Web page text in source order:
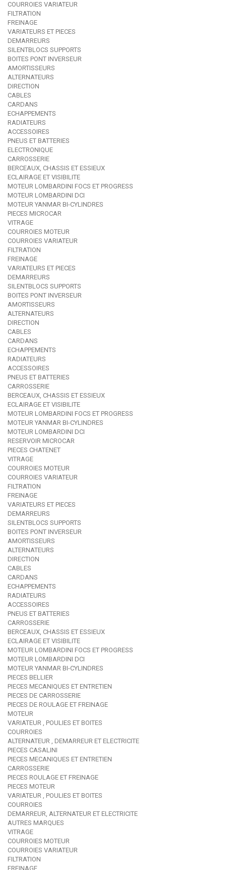
COURROIES VARIATEUR
FILTRATION
FREINAGE
VARIATEURS ET PIECES
DEMARREURS
SILENTBLOCS SUPPORTS
BOITES PONT INVERSEUR
AMORTISSEURS
ALTERNATEURS
DIRECTION
CABLES
CARDANS
ECHAPPEMENTS
RADIATEURS
ACCESSOIRES
PNEUS ET BATTERIES
ELECTRONIQUE
CARROSSERIE
BERCEAUX, CHASSIS ET ESSIEUX
ECLAIRAGE ET VISIBILITE
MOTEUR LOMBARDINI FOCS ET PROGRESS
MOTEUR LOMBARDINI DCI
MOTEUR YANMAR BI-CYLINDRES
PIECES MICROCAR
VITRAGE
COURROIES MOTEUR
COURROIES VARIATEUR
FILTRATION
FREINAGE
VARIATEURS ET PIECES
DEMARREURS
SILENTBLOCS SUPPORTS
BOITES PONT INVERSEUR
AMORTISSEURS
ALTERNATEURS
DIRECTION
CABLES
CARDANS
ECHAPPEMENTS
RADIATEURS
ACCESSOIRES
PNEUS ET BATTERIES
CARROSSERIE
BERCEAUX, CHASSIS ET ESSIEUX
ECLAIRAGE ET VISIBILITE
MOTEUR LOMBARDINI FOCS ET PROGRESS
MOTEUR YANMAR BI-CYLINDRES
MOTEUR LOMBARDINI DCI
RESERVOIR MICROCAR
PIECES CHATENET
VITRAGE
COURROIES MOTEUR
COURROIES VARIATEUR
FILTRATION
FREINAGE
VARIATEURS ET PIECES
DEMARREURS
SILENTBLOCS SUPPORTS
BOITES PONT INVERSEUR
AMORTISSEURS
ALTERNATEURS
DIRECTION
CABLES
CARDANS
ECHAPPEMENTS
RADIATEURS
ACCESSOIRES
PNEUS ET BATTERIES
CARROSSERIE
BERCEAUX, CHASSIS ET ESSIEUX
ECLAIRAGE ET VISIBILITE
MOTEUR LOMBARDINI FOCS ET PROGRESS
MOTEUR LOMBARDINI DCI
MOTEUR YANMAR BI-CYLINDRES
PIECES BELLIER
PIECES MECANIQUES ET ENTRETIEN
PIECES DE CARROSSERIE
PIECES DE ROULAGE ET FREINAGE
MOTEUR
VARIATEUR , POULIES ET BOITES
COURROIES
ALTERNATEUR , DEMARREUR ET ELECTRICITE
PIECES CASALINI
PIECES MECANIQUES ET ENTRETIEN
CARROSSERIE
PIECES ROULAGE ET FREINAGE
PIECES MOTEUR
VARIATEUR , POULIES ET BOITES
COURROIES
DEMARREUR, ALTERNATEUR ET ELECTRICITE
AUTRES MARQUES
VITRAGE
COURROIES MOTEUR
COURROIES VARIATEUR
FILTRATION
FREINAGE